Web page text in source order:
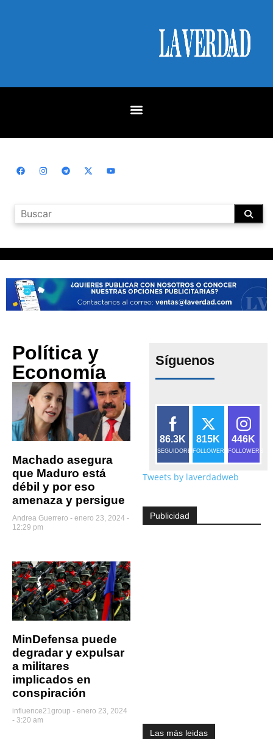
Política y
Economía
Machado asegura
que Maduro está
débil y por eso
amenaza y persigue
Andrea Guerrero
enero 23, 2024 -
12:29 pm
MinDefensa puede
degradar y expulsar
a militares
implicados en
conspiración
influence21group
enero 23, 2024
- 3:20 am
Síguenos
86.3K
SEGUIDORES
815K
FOLLOWERS
446K
FOLLOWERS
Tweets by laverdadweb
Publicidad
Las más leidas